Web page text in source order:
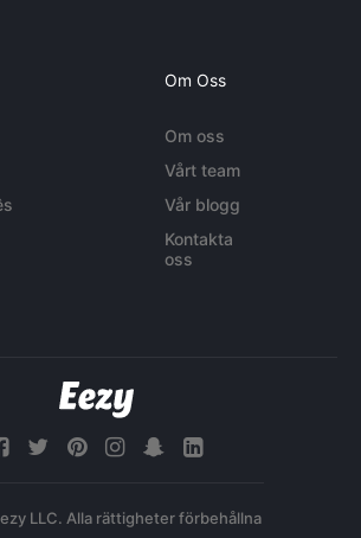
Om Oss
Om oss
Vårt team
Vår blogg
Kontakta
oss
LLC. Alla rättigheter förbehållna